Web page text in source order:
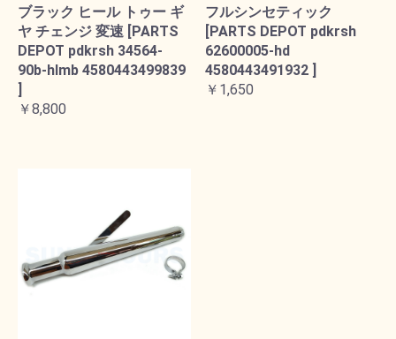
ブラック ヒール トゥー ギ
ヤ チェンジ 変速 [PARTS
DEPOT pdkrsh 34564-
90b-hlmb 4580443499839
]
￥8,800
フルシンセティック
[PARTS DEPOT pdkrsh
62600005-hd
4580443491932 ]
￥1,650